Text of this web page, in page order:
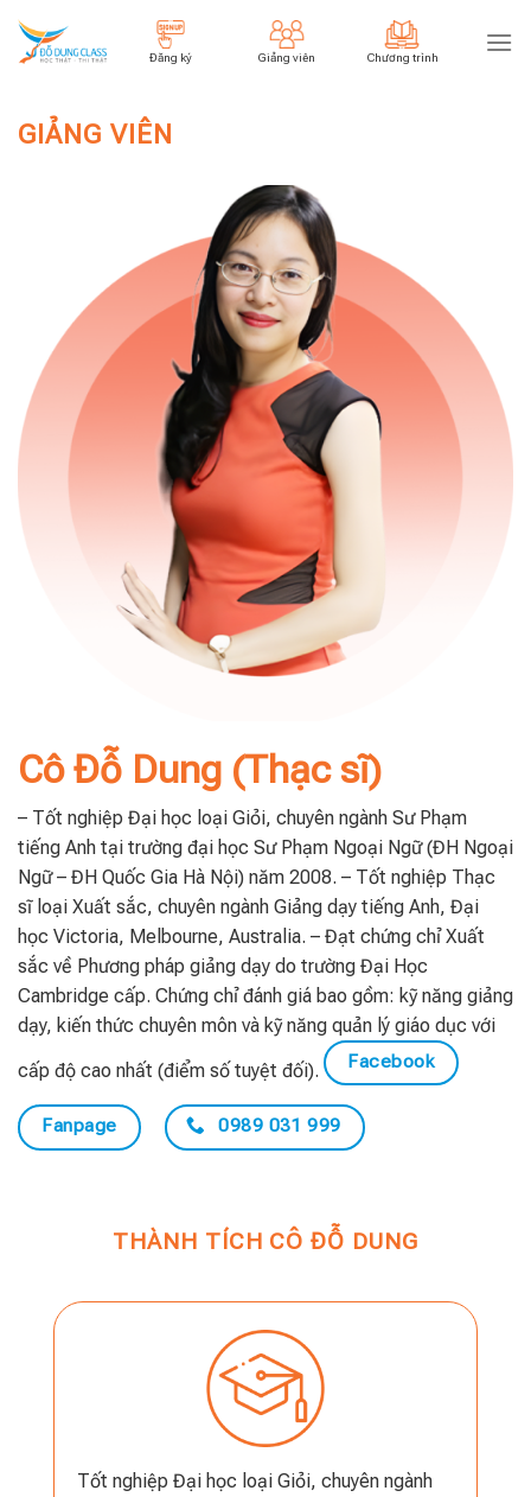
Skip
Đăng ký Giảng viên Chương trình
GIẢNG VIÊN
Cô Đỗ Dung (Thạc sĩ)
– Tốt nghiệp Đại học loại Giỏi, chuyên ngành Sư Phạm
tiếng Anh tại trường đại học Sư Phạm Ngoại Ngữ (ĐH Ngoại
Ngữ – ĐH Quốc Gia Hà Nội) năm 2008. – Tốt nghiệp Thạc
sĩ loại Xuất sắc, chuyên ngành Giảng dạy tiếng Anh, Đại
học Victoria, Melbourne, Australia. – Đạt chứng chỉ Xuất
sắc về Phương pháp giảng dạy do trường Đại Học
Cambridge cấp. Chứng chỉ đánh giá bao gồm: kỹ năng giảng
dạy, kiến thức chuyên môn và kỹ năng quản lý giáo dục với
cấp độ cao nhất (điểm số tuyệt đối). Facebook
Fanpage 0989 031 999
THÀNH TÍCH CÔ ĐỖ DUNG
Tốt nghiệp Đại học loại Giỏi, chuyên ngành